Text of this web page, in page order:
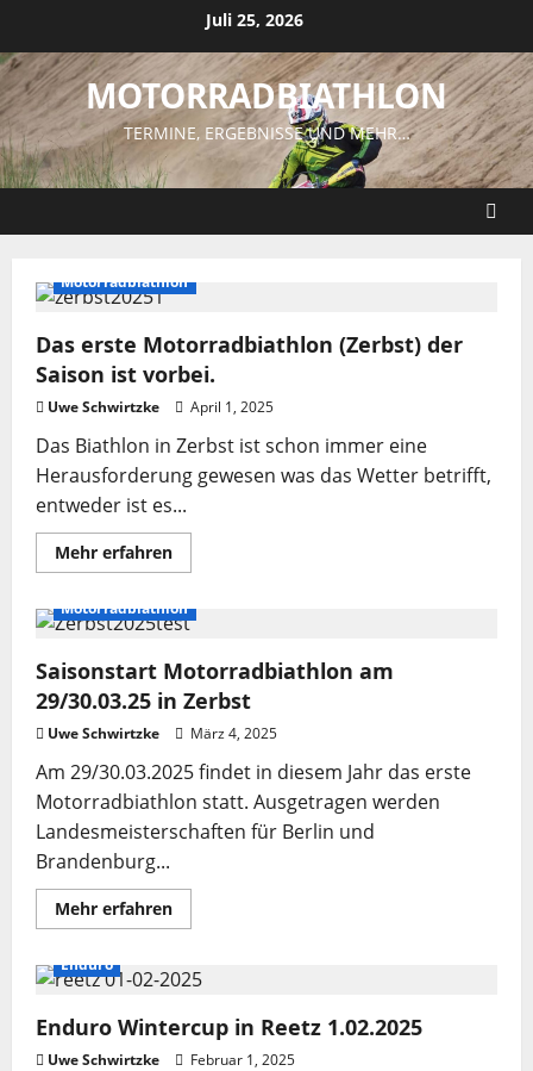
springen
Juli 25, 2026
MOTORRADBIATHLON
TERMINE, ERGEBNISSE UND MEHR…
Motorradbiathlon
Das erste Motorradbiathlon (Zerbst) der
Saison ist vorbei.
Uwe Schwirtzke April 1, 2025
Das Biathlon in Zerbst ist schon immer eine
Herausforderung gewesen was das Wetter betrifft,
entweder ist es...
Mehr erfahrenMehr
Informationen
erste
Motorradbiathlon
der
Saison
ist
Motorradbiathlon
Saisonstart Motorradbiathlon am
29/30.03.25 in Zerbst
Uwe Schwirtzke März 4, 2025
Am 29/30.03.2025 findet in diesem Jahr das erste
Motorradbiathlon statt. Ausgetragen werden
Landesmeisterschaften für Berlin und
Brandenburg...
Mehr erfahrenMehr
Informationen
Motorradbiathlon
am
in
Zerbst
Enduro
Enduro Wintercup in Reetz 1.02.2025
Uwe Schwirtzke Februar 1, 2025